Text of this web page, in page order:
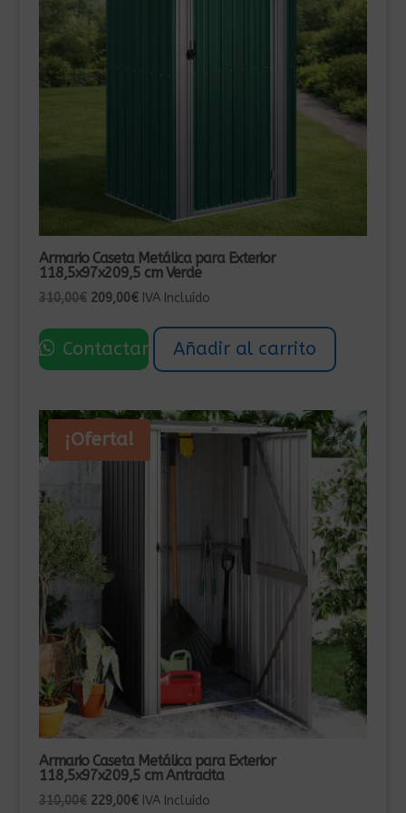
Armario Caseta Metálica para Exterior
118,5x97x209,5 cm Verde
310,00€ El
original
era:
209,00€El
actual
es:
IVA Incluído
Contactar Añadir al carrito
¡Oferta!
Armario Caseta Metálica para Exterior
118,5x97x209,5 cm Antracita
310,00€ El
229,00€ElIVA Incluído